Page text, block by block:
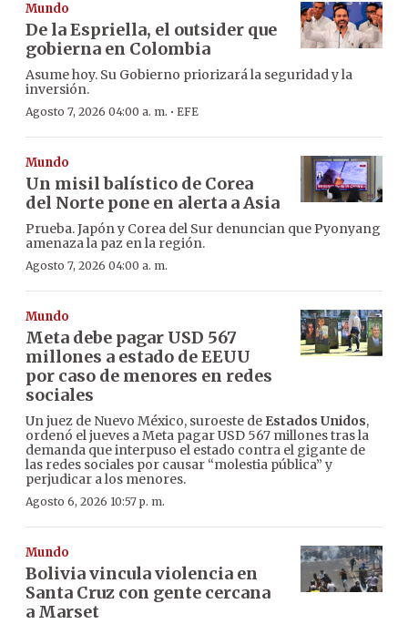
Mundo
De la Espriella, el outsider que
gobierna en Colombia
Asume hoy. Su Gobierno priorizará la seguridad y la
inversión.
Agosto 7, 2026 04:00 a. m. · EFE
Mundo
Un misil balístico de Corea
del Norte pone en alerta a Asia
Prueba. Japón y Corea del Sur denuncian que Pyonyang
amenaza la paz en la región.
Agosto 7, 2026 04:00 a. m.
Mundo
Meta debe pagar USD 567
millones a estado de EEUU
por caso de menores en redes
sociales
Un juez de Nuevo México, suroeste de Estados Unidos,
ordenó el jueves a Meta pagar USD 567 millones tras la
demanda que interpuso el estado contra el gigante de
las redes sociales por causar “molestia pública” y
perjudicar a los menores.
Agosto 6, 2026 10:57 p. m.
Mundo
Bolivia vincula violencia en
Santa Cruz con gente cercana
a Marset